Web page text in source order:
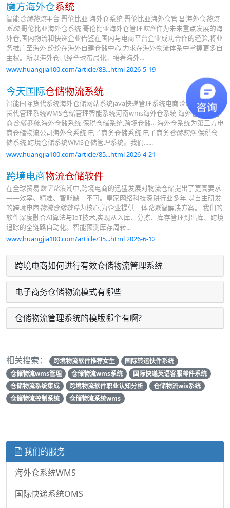
魔方海外仓系统
智能仓储物流平台 哥伦比亚 海外仓系统 哥伦比亚海外仓管理 海外仓物流
系统哥伦比亚海外仓系统 哥伦比亚海外仓管理软件作为未来重点发展的海
外仓,国内物流和快递企业借鉴在国内与电商平台企业成功合作的经验,将业
务推广至海外,纷纷在海外自建仓储中心,力求在海外物流体系中掌握更多自
主权。所以海外仓已经全球布局化。接着海外...
www.huangjia100.com/article/83...html 2026-5-19
今天国际仓储物流系统
智能国际货代系统海外仓储网站系统java快递管理系统电商仓储物流系统
货代管理系统WMS仓储管理智能系统河南wms海外仓系统 海外仓系统,电
商仓储系统,海外仓储系统,保税仓储系统,跨境仓储... 海外仓系统为第三方电
商仓储物流公司海外仓系统,电子商务仓储系统,电子商务仓储软件,保税仓
储系统,跨境仓储系统WMS仓储管理系统。我们......
www.huangjia100.com/article/85...html 2026-4-21
跨境电商物流仓储软件
在全球贸易数字化浪潮中,跨境电商的迅猛发展对物流仓储提出了更高要求
——效率、精准、智能缺一不可。皇家网络科技深耕行业多年,以自主研发
的跨境电商物流仓储软件为核心,为企业提供一体化数智解决方案。 我们的
软件深度融合AI算法与IoT技术,实现从入库、分拣、库存管理到出库、跨境
追踪的全链路自动化。智能预测库存周转...
www.huangjia100.com/article/35...html 2026-6-12
跨境电商如何进行有效仓储物流管理系统
电子商务仓储物流模式有哪些
仓储物流管理系统的模版哪个有啊?
相关搜索： 跨境物流软件推荐女生
国际转运快件系统
仓储物流wms管理
仓储物流wms系统
国际快递英语客服邮件系统
仓储物流系统集成
跨境物流软件职业认知分析
仓储物流wis系统
仓储物流控制系统
仓储物流系统wms
我们的服务
海外仓系统WMS
国际快递系统OMS